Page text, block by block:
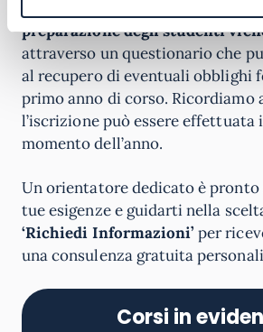
preparazione degli studenti
attraverso un questionario che
al recupero di eventuali obblighi
primo anno di corso. Ricordiamo
l’iscrizione può essere effettuata
momento dell’anno.
Un orientatore dedicato è pronto
tue esigenze e guidarti nella
‘Richiedi Informazioni’per
una consulenza gratuita
Corsi in